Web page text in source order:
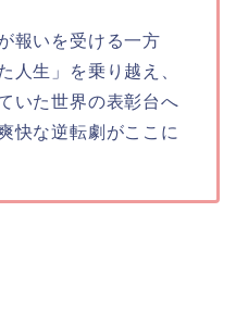
報いを受ける一方
人生」を乗り越え、
いた世界の表彰台へ
快な逆転劇がここに